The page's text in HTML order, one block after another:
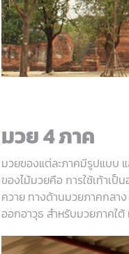
มวย 4 ภาค
มวยของแต่ละภาคมีรูปแบบ
ของไม้มวยคือ การใช้เท้าเป็
ควาย ทางด้านมวยภาคกลา
ออกอาวุธ สำหรับมวยภาคใ